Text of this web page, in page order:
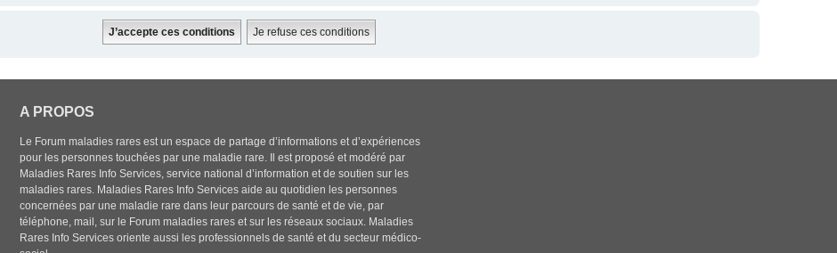
A PROPOS
Le Forum maladies rares est un espace de partage d’informations et d’expériences
pour les personnes touchées par une maladie rare. Il est proposé et modéré par
Maladies Rares Info Services, service national d’information et de soutien sur les
maladies rares. Maladies Rares Info Services aide au quotidien les personnes
concernées par une maladie rare dans leur parcours de santé et de vie, par
téléphone, mail, sur le Forum maladies rares et sur les réseaux sociaux. Maladies
Rares Info Services oriente aussi les professionnels de santé et du secteur médico-